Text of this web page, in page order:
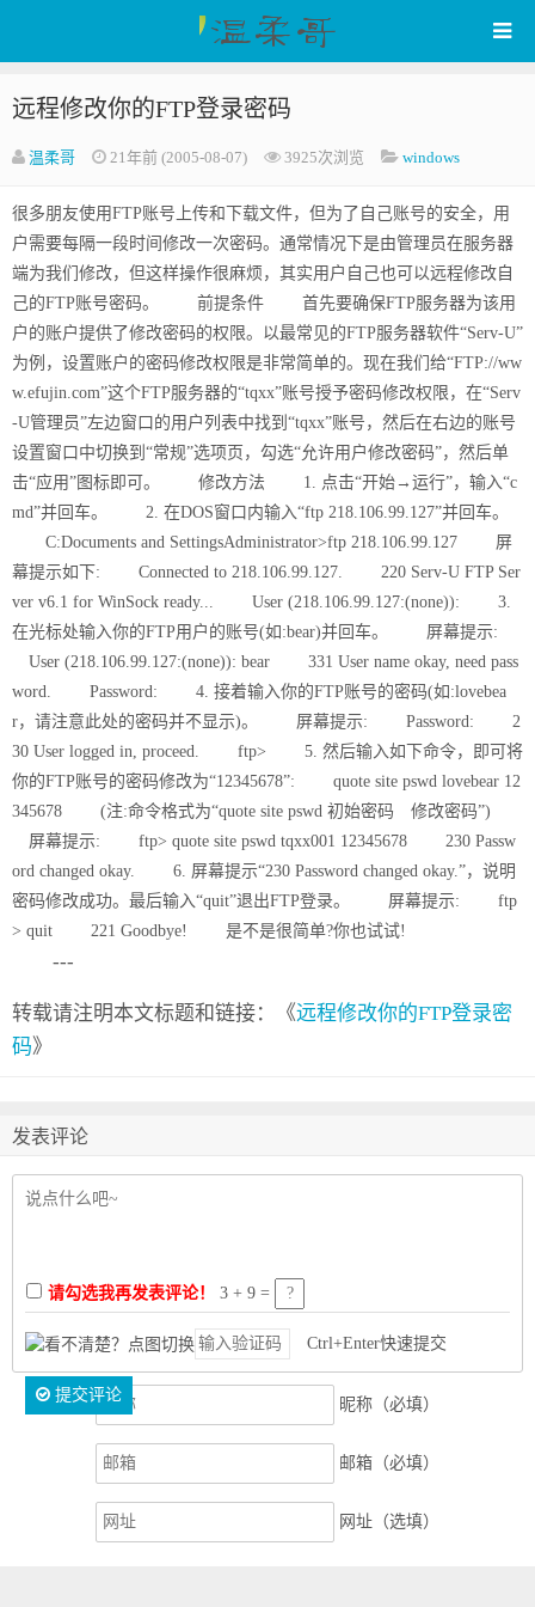
WenRou's Blog
远程修改你的FTP登录密码
温柔哥 21年前 (2005-08-07) 3925次浏览 windows
很多朋友使用FTP账号上传和下载文件，但为了自己账号的安全，用
户需要每隔一段时间修改一次密码。通常情况下是由管理员在服务器
端为我们修改，但这样操作很麻烦，其实用户自己也可以远程修改自
己的FTP账号密码。 前提条件 首先要确保FTP服务器为该用
户的账户提供了修改密码的权限。以最常见的FTP服务器软件“Serv-U”
为例，设置账户的密码修改权限是非常简单的。现在我们给“FTP://ww
w.efujin.com”这个FTP服务器的“tqxx”账号授予密码修改权限，在“Serv
-U管理员”左边窗口的用户列表中找到“tqxx”账号，然后在右边的账号
设置窗口中切换到“常规”选项页，勾选“允许用户修改密码”，然后单
击“应用”图标即可。 修改方法 1. 点击“开始→运行”，输入“c
md”并回车。 2. 在DOS窗口内输入“ftp 218.106.99.127”并回车。
C:Documents and SettingsAdministrator>ftp 218.106.99.127 屏
幕提示如下: Connected to 218.106.99.127. 220 Serv-U FTP Ser
ver v6.1 for WinSock ready... User (218.106.99.127:(none)): 3.
在光标处输入你的FTP用户的账号(如:bear)并回车。 屏幕提示:
User (218.106.99.127:(none)): bear 331 User name okay, need pass
word. Password: 4. 接着输入你的FTP账号的密码(如:lovebea
r，请注意此处的密码并不显示)。 屏幕提示: Password: 2
30 User logged in, proceed. ftp> 5. 然后输入如下命令，即可将
你的FTP账号的密码修改为“12345678”: quote site pswd lovebear 12
345678 (注:命令格式为“quote site pswd 初始密码 修改密码”)
屏幕提示: ftp> quote site pswd tqxx001 12345678 230 Passw
ord changed okay. 6. 屏幕提示“230 Password changed okay.”，说明
密码修改成功。最后输入“quit”退出FTP登录。 屏幕提示: ftp
> quit 221 Goodbye! 是不是很简单?你也试试!
---
转载请注明本文标题和链接：《远程修改你的FTP登录密
码》
发表评论
请勾选我再发表评论！ 3 + 9 =
Ctrl+Enter快速提交
提交评论
昵称（必填）
邮箱（必填）
网址（选填）